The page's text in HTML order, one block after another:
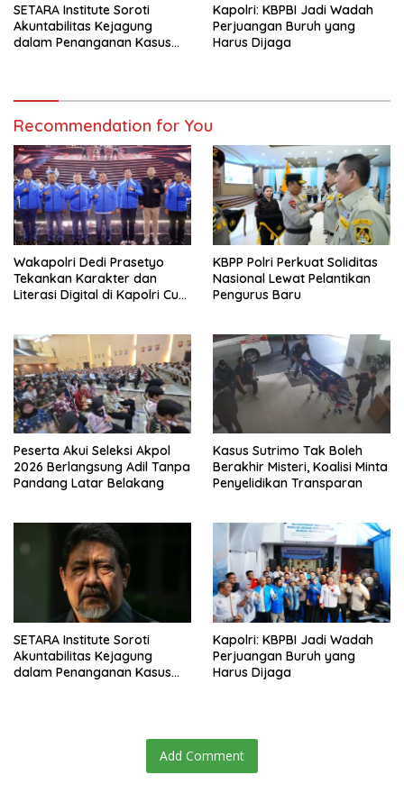
SETARA Institute Soroti
Akuntabilitas Kejagung
dalam Penanganan Kasus
Kapolri: KBPBI Jadi Wadah
Perjuangan Buruh yang
Harus Dijaga
Recommendation for You
Wakapolri Dedi Prasetyo
Tekankan Karakter dan
Literasi Digital di Kapolri Cup
KBPP Polri Perkuat Soliditas
Nasional Lewat Pelantikan
Pengurus Baru
Peserta Akui Seleksi Akpol
2026 Berlangsung Adil Tanpa
Pandang Latar Belakang
Kasus Sutrimo Tak Boleh
Berakhir Misteri, Koalisi Minta
Penyelidikan Transparan
SETARA Institute Soroti
Akuntabilitas Kejagung
dalam Penanganan Kasus
Kapolri: KBPBI Jadi Wadah
Perjuangan Buruh yang
Harus Dijaga
Add Comment